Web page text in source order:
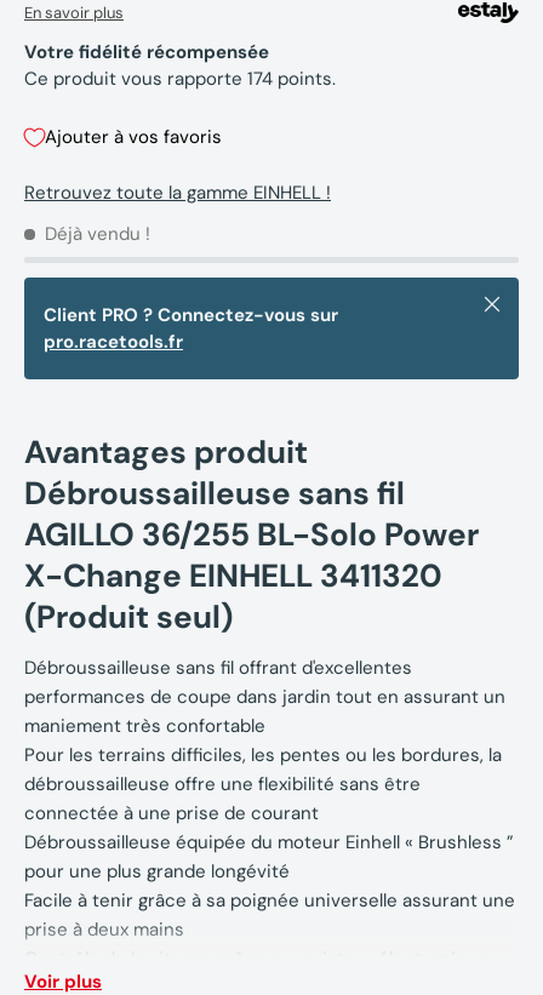
En savoir plus
Votre fidélité récompensée
Ce produit vous rapporte 174 points.
Ajouter à vos favoris
Retrouvez toute la gamme EINHELL !
Déjà vendu !
Client PRO ? Connectez-vous sur
pro.racetools.fr
Fermer
Avantages produit
Débroussailleuse sans fil
AGILLO 36/255 BL-Solo Power
X-Change EINHELL 3411320
(Produit seul)
Débroussailleuse sans fil offrant d'excellentes
performances de coupe dans jardin tout en assurant un
maniement très confortable
Pour les terrains difficiles, les pentes ou les bordures, la
débroussailleuse offre une flexibilité sans être
connectée à une prise de courant
Débroussailleuse équipée du moteur Einhell « Brushless ”
pour une plus grande longévité
Facile à tenir grâce à sa poignée universelle assurant une
prise à deux mains
pour s'adapter à toutes vos exigences
Voir plus